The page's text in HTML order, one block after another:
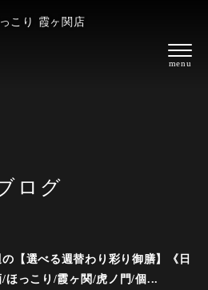
こり 霞ヶ関店
ログ
の【選べる週替わり彩り御膳】《日
/ほっこり/霞ヶ関/虎ノ門/個...